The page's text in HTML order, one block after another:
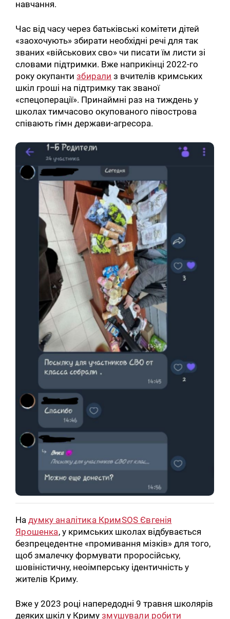
навчання.
Час від часу через батьківські комітети дітей
«заохочують» збирати необхідні речі для так
званих «військових сво» чи писати їм листи зі
словами підтримки. Вже наприкінці 2022-го
року окупантизбирали з вчителів кримських
шкіл гроші на підтримку так званої
«спецоперації». Принаймні раз на тиждень у
школах тимчасово окупованого півострова
співають гімн держави-агресора.
Надумку аналітика КримSOS Євгенія
Ярошенка, у кримських школах відбувається
безпрецедентне «промивання мізків» для того,
щоб змалечку формувати проросійську,
шовіністичну, неоімперську ідентичність у
жителів Криму.
Вже у 2023 році напередодні 9 травня школярів
деяких шкіл у Кримузмушували робити